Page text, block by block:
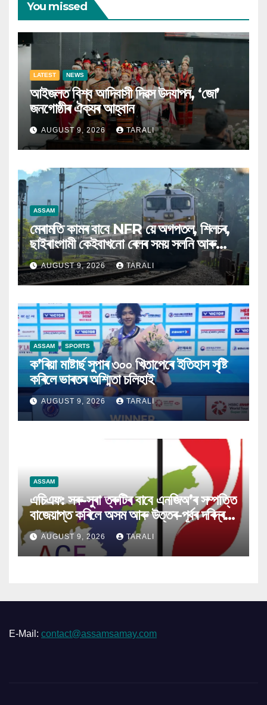
You missed
LATEST NEWS
আইজলত বিশ্ব আদিবাসী দিৱস উদযাপন, ‘জো’
জনগোষ্ঠীৰ ঐক্যৰ আহ্বান
AUGUST 9, 2026 TARALI
ASSAM
মেৰামতি কামৰ বাবে NFR য়ে অগপতল, শিলচৰ,
ছাইৰাংগামী কেইবাখনো ৰেলৰ সময় সলনি আৰু
বাতিল কৰিলে
AUGUST 9, 2026 TARALI
ASSAM SPORTS
ক’ৰিয়া মাষ্টাৰ্ছ সুপাৰ ৩০০ খিতাপেৰে ইতিহাস সৃষ্টি
কৰিলে ভাৰতৰ অশ্মিতা চলিহাই
AUGUST 9, 2026 TARALI
ASSAM
এচিএফ: সৰু-সুৰা ত্ৰুটিৰ বাবে এনজিঅ’ৰ সম্পত্তি
বাজেয়াপ্ত কৰিলে অসম আৰু উত্তৰ-পূৰ্বৰ দৰিদ্ৰই
ক্ষতিগ্ৰস্ত হ’ব
AUGUST 9, 2026 TARALI
E-Mail: contact@assamsamay.com